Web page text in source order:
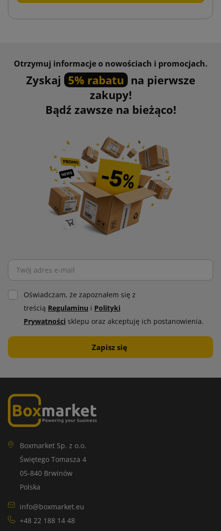
Otrzymuj informacje o nowościach i promocjach.
Zyskaj 5% rabatu na pierwsze
zakupy!
Bądź zawsze na bieżąco!
Oświadczam, że zapoznałem się z
treścią Regulaminu i Polityki
Prywatności sklepu oraz akceptuję ich postanowienia.
Boxmarket Sp. z o.o.
Świętego Tomasza 4
05-840 Brwinów
Polska
info@boxmarket.eu
+48 22 188 14 48